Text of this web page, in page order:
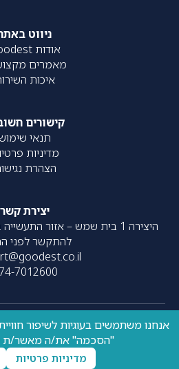
ניווט
אודות Goodest
מאמרים
איכות
קישורים
תנאי
מדיניות
הצהרת
יצירת קשר
היצירה 1 בית שמש – אזור
להתקשר לפני
7012600
כל הזכויות שמורות – 2020- עוצב על
אנחנו משתמשים בעוגיות לשיפור
"הסכמה" את/ה מאשר/ת
מדיניות פרטיות